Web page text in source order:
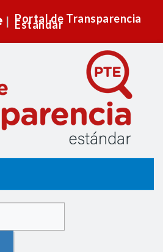
Portal de Transparencia
Estándar